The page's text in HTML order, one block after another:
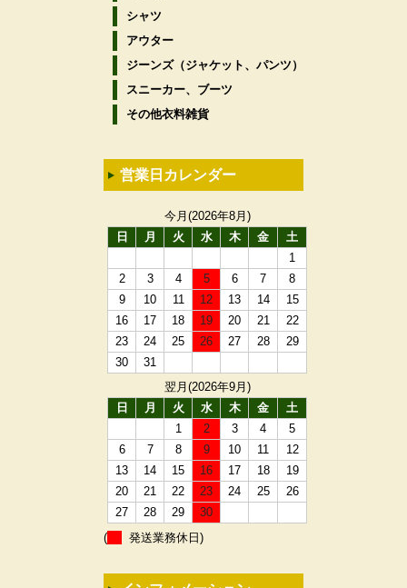
シャツ
アウター
ジーンズ（ジャケット、パンツ）
スニーカー、ブーツ
その他衣料雑貨
営業日カレンダー
今月(2026年8月)
日
月 火 水 木 金
土
1
2
3 4 5 6 7
8
9
10 11 12 13 14
15
16
17 18 19 20 21
22
23
24 25 26 27 28
29
30
31
翌月(2026年9月)
日
月 火 水 木 金
土
1
2 3 4
5
6
7 8 9 10 11
12
13
14 15 16 17 18
19
20
21 22 23 24 25
26
27
28 29
30
(
発送業務休日)